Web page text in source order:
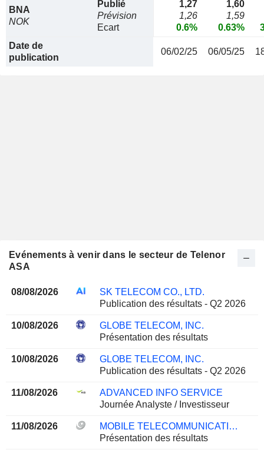
BNA
NOK
Publié
Prévision
Ecart
1,27
1,26
0.6%
1,60
1,59
0.63%
Date de
publication
06/02/25 06/05/25
Evénements à venir dans le secteur de Telenor
ASA
08/08/2026
SK TELECOM CO., LTD.
Publication des résultats - Q2 2026
10/08/2026
GLOBE TELECOM, INC.
Présentation des résultats
10/08/2026
GLOBE TELECOM, INC.
Publication des résultats - Q2 2026
11/08/2026
ADVANCED INFO SERVICE
Journée Analyste / Investisseur
11/08/2026
MOBILE TELECOMMUNICATIONS COMPANY K.S.C.P.
Présentation des résultats